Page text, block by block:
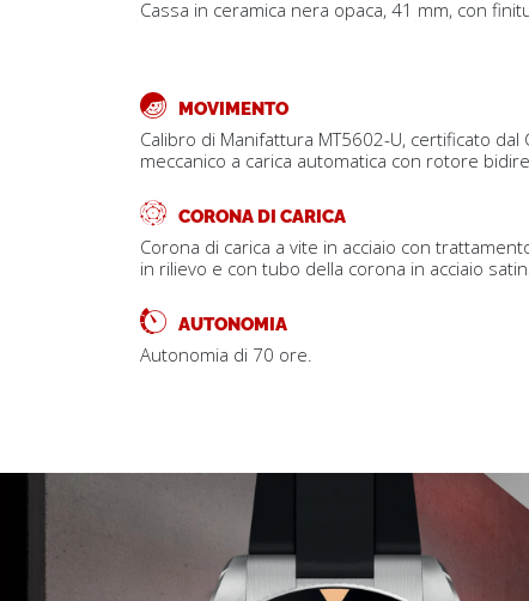
Cassa in ceramica nera opaca, 41 mm, con
MOVIMENTO
Calibro di Manifattura MT5602-U, certificato dal
meccanico a carica automatica con rotore
CORONA DI CARICA
Corona di carica a vite in acciaio con
in rilievo e con tubo della corona in acciaio
AUTONOMIA
Autonomia di 70 ore.